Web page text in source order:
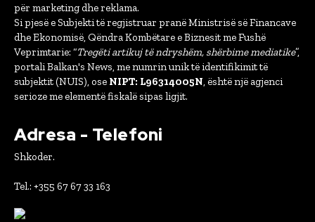
për marketing dhe reklama.
Si pjesë e Subjekti të regjistruar pranë Ministrisë së Financave
dhe Ekonomisë, Qëndra Kombëtare e Biznesit me Fushë
Veprimtarie: “Tregëti artikuj të ndryshëm, shërbime mediatike”,
portali Balkan's News, me numrin unik të identifikimit të
subjektit (NUIS), ose NIPT: L96314005N , është një agjenci
serioze me elementë fiskalë sipas ligjit.
Adresa - Telefoni
Shkoder.
Tel.: +355 67 67 33 163